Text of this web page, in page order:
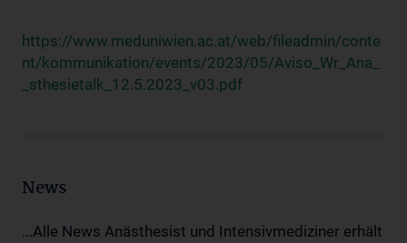
https://www.meduniwien.ac.at/web/fileadmin/conte
nt/kommunikation/events/2023/05/Aviso_Wr_Ana_
_sthesietalk_12.5.2023_v03.pdf
News
...Alle News Anästhesist und Intensivmediziner erhält